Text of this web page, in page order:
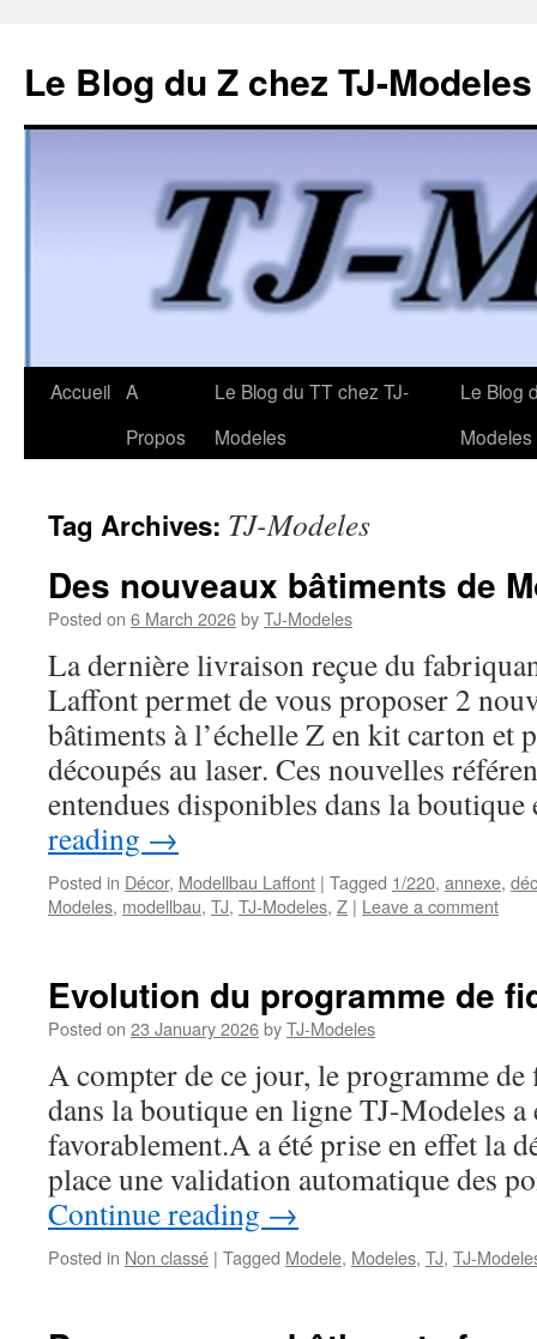
Le Blog du Z chez TJ-Modeles
Skip
Accueil A
Propos
Le Blog du TT chez TJ-
Modeles
Le Blog
Modeles
Tag Archives: TJ-Modeles
Des nouveaux bâtiments de
Posted on 6 March 2026byTJ-Modeles
La dernière livraison reçue du
Laffont permet de vous proposer 2
bâtiments à l’échelle Z en kit carton et
découpés au laser. Ces nouvelles
entendues disponibles dans la
reading →
Posted in Décor, Modellbau Laffont | Tagged 1/220, annexe,
Modeles, modellbau, TJ, TJ-Modeles, Z | Leave a comment
Evolution du programme de
Posted on 23 January 2026byTJ-Modeles
A compter de ce jour, le programme
dans la boutique en ligne TJ-Modeles a
favorablement.A a été prise en effet la
place une validation automatique des
Continue reading →
Posted in Non classé | Tagged Modele, Modeles, TJ, TJ-